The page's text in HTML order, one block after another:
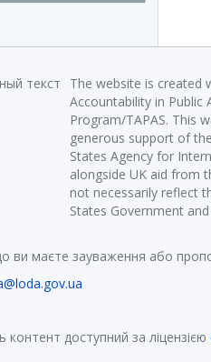
The website is created
Accountability in Public
Program/TAPAS. This
generous support of
States Agency for
alongside UK aid from
not necessarily reflect
States Government
ви маєте зауваження або
контент доступний за ліцензією